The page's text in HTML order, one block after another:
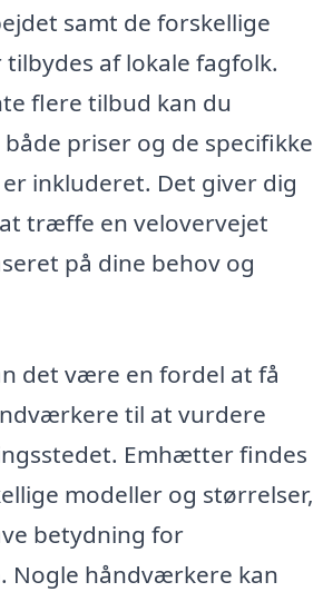
samt de forskellige
af lokale fagfolk.
flere tilbud kan du
priser og de specifikke
inkluderet. Det giver dig
træffe en velovervejet
på dine behov og
det være en fordel at få
til at vurdere
Emhætter findes
modeller og størrelser,
betydning for
Nogle håndværkere kan